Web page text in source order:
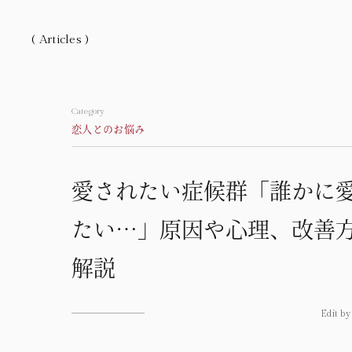
( Articles )
Home
About
Articles
Category
Category
恋人とのお悩み
愛されたい症候群「誰かに
たい…」原因や心理、改善
解説
Edit